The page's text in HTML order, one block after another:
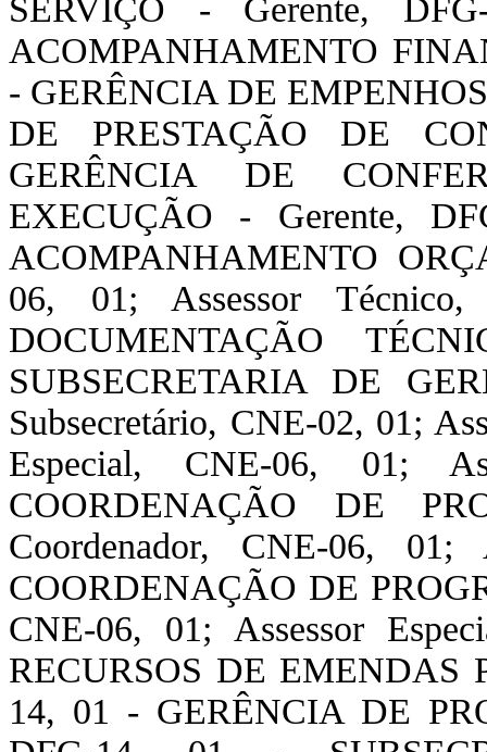
SERVIÇO - Gerente,
ACOMPANHAMENTO
- GERÊNCIA DE
DE PRESTAÇÃO DE
GERÊNCIA DE
EXECUÇÃO - Gerente,
ACOMPANHAMENTO
06, 01; Assessor
DOCUMENTAÇÃO
SUBSECRETARIA DE
Subsecretário, CNE-02, 01;
Especial, CNE-06, 01;
COORDENAÇÃO DE
Coordenador, CNE-06,
COORDENAÇÃO DE
CNE-06, 01; Assessor
RECURSOS DE EMENDAS
14, 01 - GERÊNCIA DE